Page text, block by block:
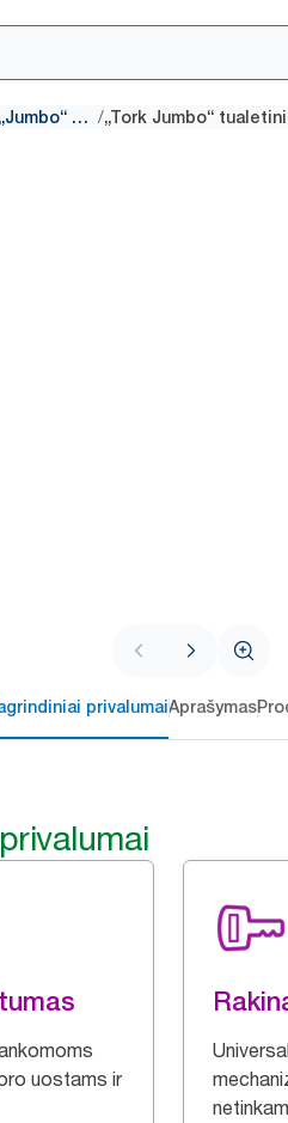
Tualetinio popieriaus „Jumbo“ dozatoriai /
privalumaiAprašymas
uostams ir